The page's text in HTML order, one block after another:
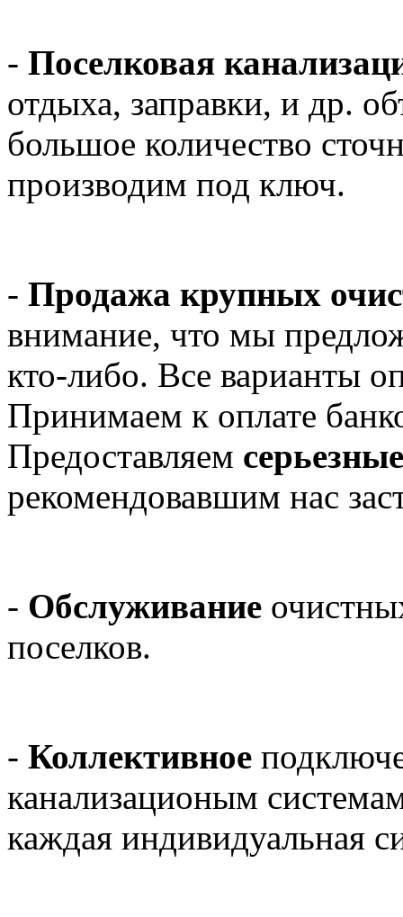
- Поселковая
отдыха, заправки, и др.
большое количество
производим под ключ.
- Продажа крупных
внимание, что мы
кто-либо. Все варианты
Принимаем к оплате
Предоставляем
рекомендовавшим нас
- Обслуживание
поселков.
- Коллективное
канализационым
каждая индивидуальная